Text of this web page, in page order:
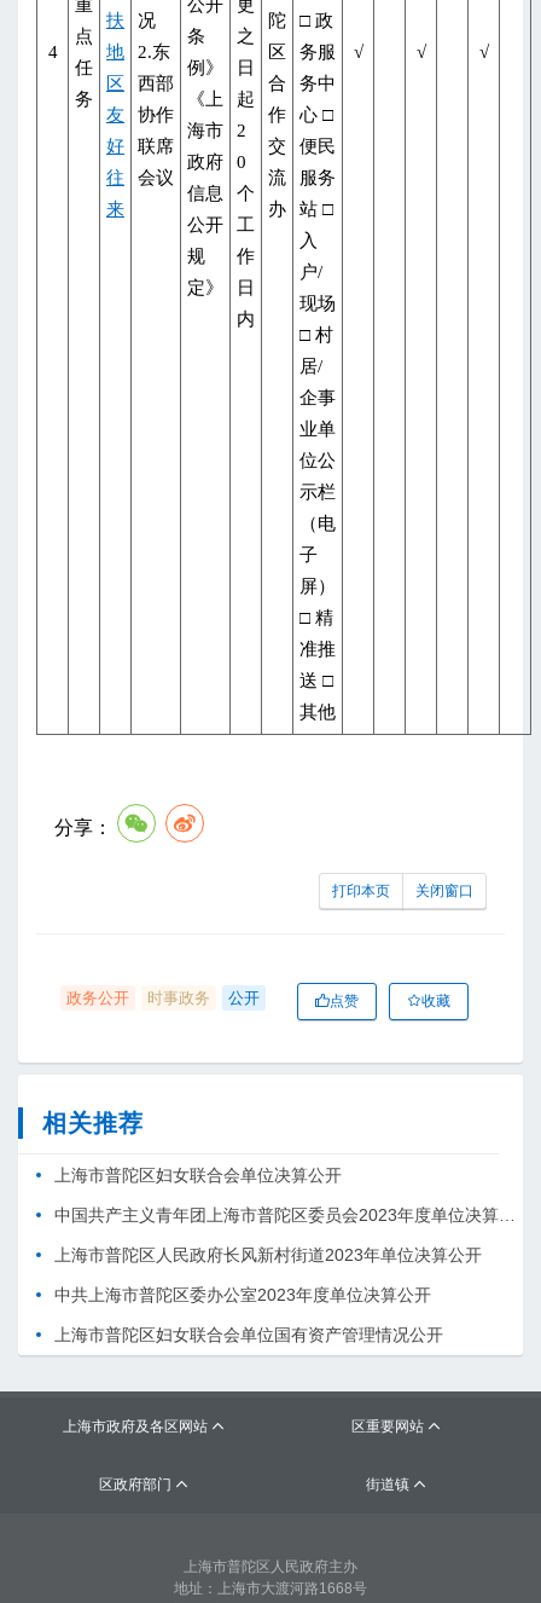
4
重
点
任
务
扶
地
区
友
好
往
来
况
2.东
西部
协作
联席
会议
公开
条
例》
《上
海市
政府
信息
公开
规
定》
更
之
日
起
2
0
个
工
作
日
内
陀
区
合
作
交
流
办
□ 政
务服
务中
心 □
便民
服务
站 □
入
户/
现场
□ 村
居/
企事
业单
位公
示栏
（电
子
屏）
□ 精
准推
送 □
其他
√ √ √
分享：
打印本页 关闭窗口
政务公开 时事政务 公开 点赞 收藏
相关推荐
上海市普陀区妇女联合会单位决算公开
上海市普陀区人民政府长风新村街道2023年单位决算公开
中共上海市普陀区委办公室2023年度单位决算公开
上海市普陀区妇女联合会单位国有资产管理情况公开
上海市政府及各区网站  区重要网站 
区政府部门  街道镇 
上海市普陀区人民政府主办
地址：上海市大渡河路1668号